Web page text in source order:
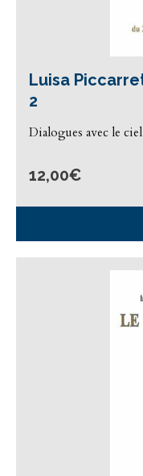
Luisa
2
Dialogues avec le
12,00€